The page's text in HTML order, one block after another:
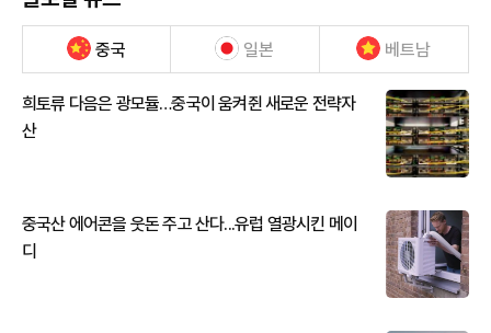
중국 일본 베트남
희토류 다음은 광모듈…중국이 움켜쥔 새로운 전략자
산
중국산 에어콘을 웃돈 주고 산다...유럽 열광시킨 메이
디